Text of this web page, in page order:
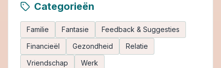
Categorieën
Familie Fantasie
Feedback & Suggesties
Financieël
Gezondheid
Relatie
Vriendschap
Werk